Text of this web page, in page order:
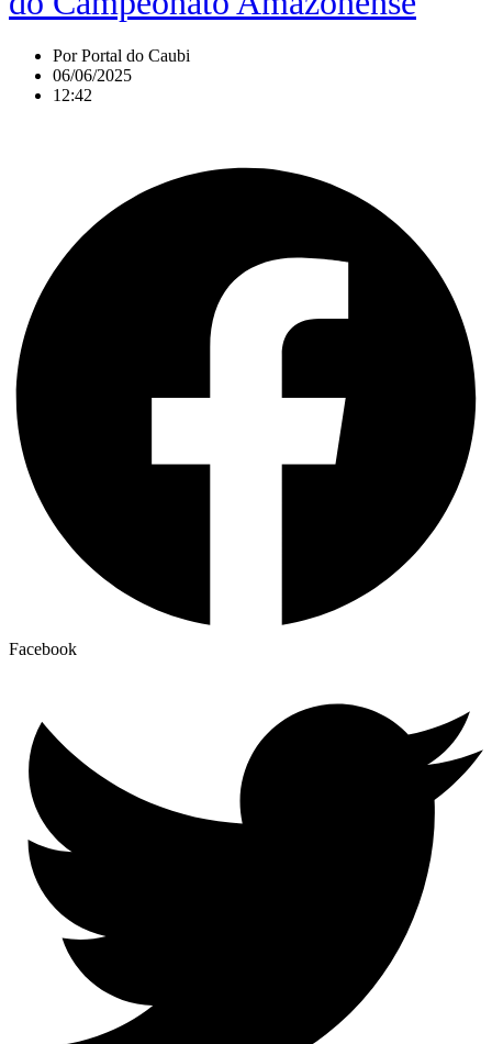
PorPortal do Caubi
06/06/2025
12:42
Facebook